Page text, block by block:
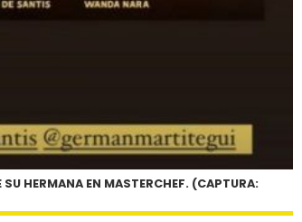
HERMANA EN MASTERCHEF. (CAPTURA: